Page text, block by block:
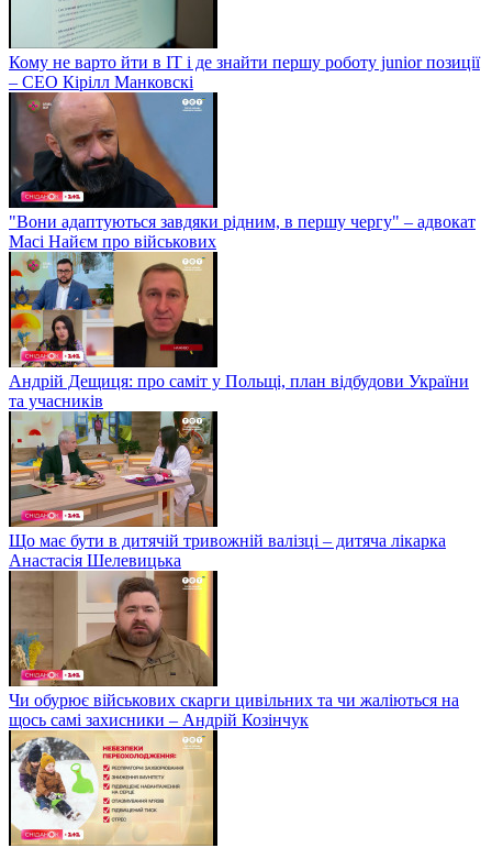
Кому не варто йти в IT і де знайти першу роботу junior позиції
– СЕО Кірілл Манковскі
"Вони адаптуються завдяки рідним, в першу чергу" – адвокат
Масі Найєм про військових
Андрій Дещиця: про саміт у Польщі, план відбудови України
та учасників
Що має бути в дитячій тривожній валізці – дитяча лікарка
Анастасія Шелевицька
Чи обурює військових скарги цивільних та чи жаліються на
щось самі захисники – Андрій Козінчук